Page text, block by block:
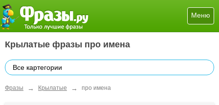
Меню
Крылатые фразы про имена
Все картегории
Фразы → Крылатые → про имена